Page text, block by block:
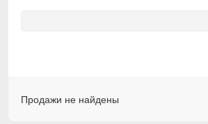
Продажи не найдены